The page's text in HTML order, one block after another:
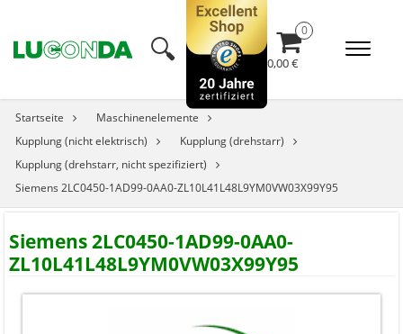
🔍︎ 0,00 €
Startseite
Maschinenelemente
Kupplung (nicht elektrisch)
Kupplung (drehstarr)
Kupplung (drehstarr, nicht spezifiziert)
Siemens 2LC0450-1AD99-0AA0-ZL10L41L48L9YM0VW03X99Y95
Siemens 2LC0450-1AD99-0AA0-
ZL10L41L48L9YM0VW03X99Y95